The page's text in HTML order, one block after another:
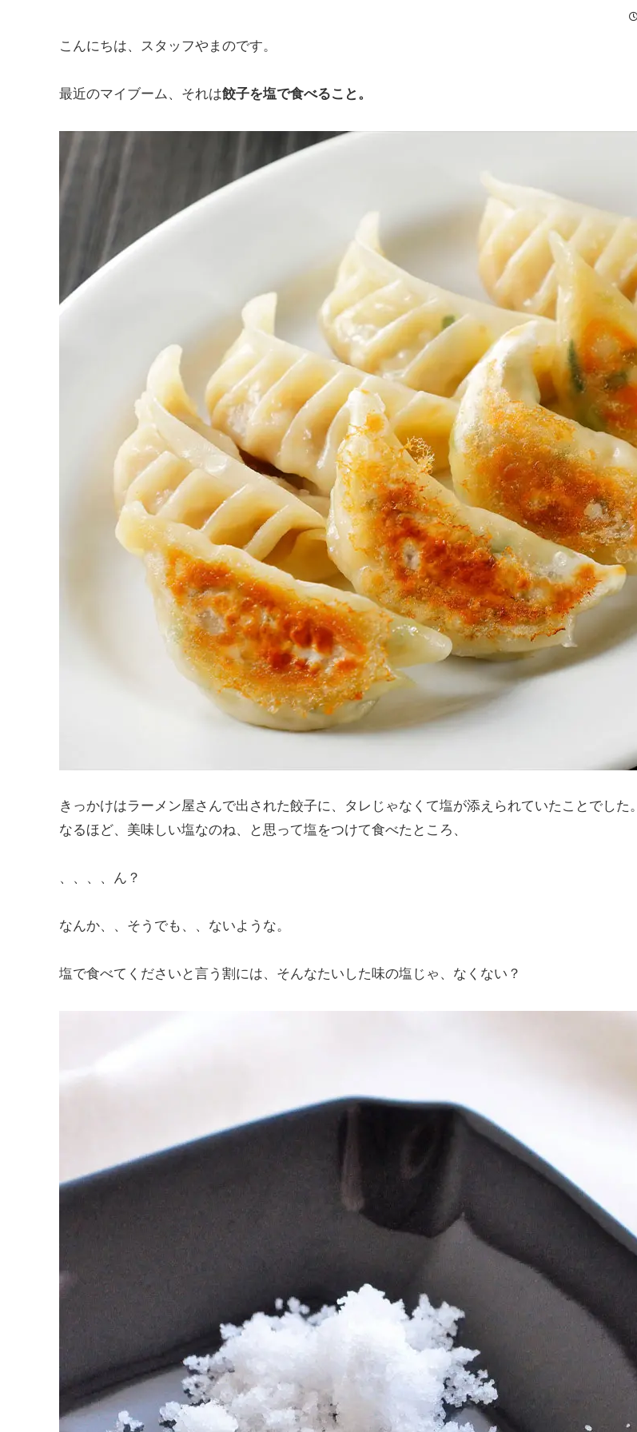
こんにちは、スタッフやまのです。
最近のマイブーム、それは餃子を塩で食べること。
きっかけはラーメン屋さんで出された餃子に、タレじゃなくて塩が添えられていたことでした。
なるほど、美味しい塩なのね、と思って塩をつけて食べたところ、
、、、、ん？
なんか、、そうでも、、ないような。
塩で食べてくださいと言う割には、そんなたいした味の塩じゃ、なくない？